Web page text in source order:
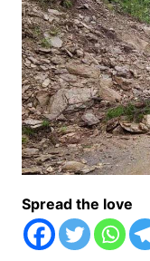
Spread the love